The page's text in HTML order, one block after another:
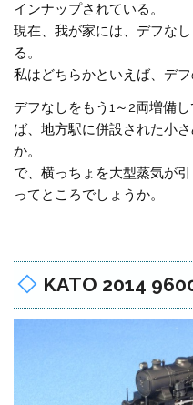
インナップされている。
現在、我が家には、デフな
る。
私はどちらかといえば、デフ
デフなしをもう1～2両増備
ば、地方駅に併設された小
か。
で、横っちょを大型蒸気が
ってところでしょうか。
KATO 2014